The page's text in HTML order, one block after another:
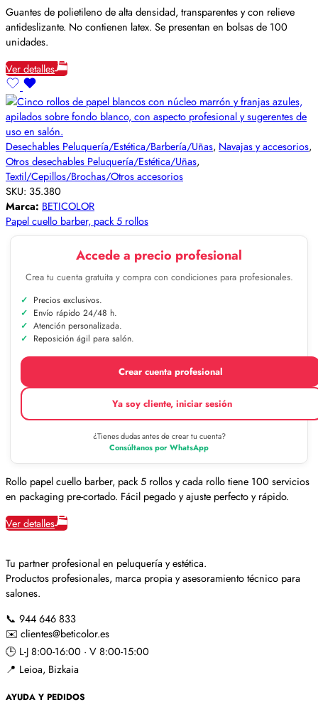
Guantes de polietileno de alta densidad, transparentes y con relieve
antideslizante. No contienen latex. Se presentan en bolsas de 100
unidades.
Ver detalles
Desechables Peluquería/Estética/Barbería/Uñas, Navajas y accesorios,
Otros desechables Peluquería/Estética/Uñas,
Textil/Cepillos/Brochas/Otros accesorios
SKU: 35.380
Marca: BETICOLOR
Papel cuello barber, pack 5 rollos
Accede a precio profesional
Crea tu cuenta gratuita y compra con condiciones para profesionales.
Precios exclusivos.
Envío rápido 24/48 h.
Atención personalizada.
Reposición ágil para salón.
Crear cuenta profesional
Ya soy cliente, iniciar sesión
¿Tienes dudas antes de crear tu cuenta?
Consúltanos por WhatsApp
Rollo papel cuello barber, pack 5 rollos y cada rollo tiene 100 servicios
en packaging pre-cortado. Fácil pegado y ajuste perfecto y rápido.
Ver detalles
Tu partner profesional en peluquería y estética.
Productos profesionales, marca propia y asesoramiento técnico para
salones.
📞 944 646 833
✉️ clientes@beticolor.es
🕒 L-J 8:00-16:00 · V 8:00-15:00
📍 Leioa, Bizkaia
AYUDA Y PEDIDOS